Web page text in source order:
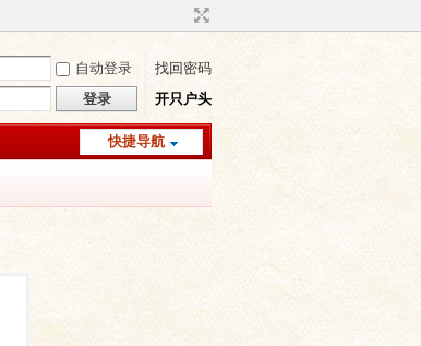
自动登录
找回密码
登录 开只户头
快捷导航